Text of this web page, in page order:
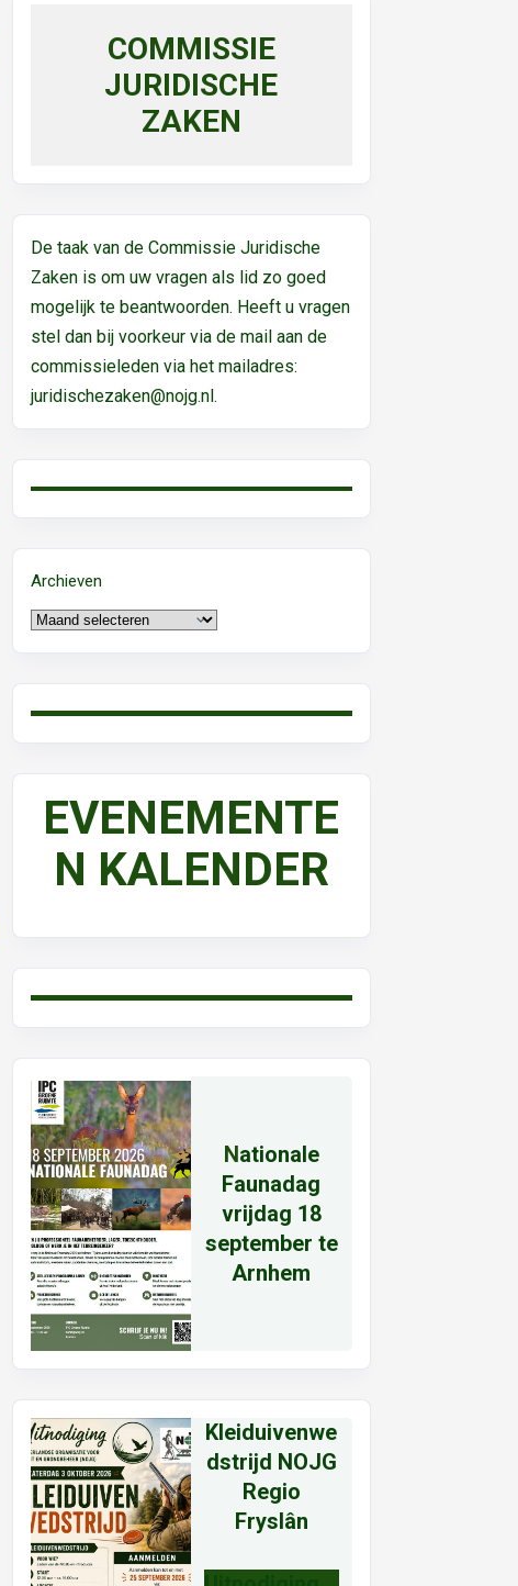
COMMISSIE
JURIDISCHE
ZAKEN
De taak van de Commissie Juridische
Zaken is om uw vragen als lid zo goed
mogelijk te beantwoorden. Heeft u vragen
stel dan bij voorkeur via de mail aan de
commissieleden via het mailadres:
juridischezaken@nojg.nl.
Archieven
EVENEMENTE
N KALENDER
Nationale
Faunadag
vrijdag 18
september te
Arnhem
Kleiduivenwe
dstrijd NOJG
Regio
Fryslân